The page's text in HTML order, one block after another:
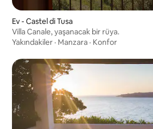
Ev - Castel di Tusa
Villa Canale, yaşanacak bir rüya.
Yakındakiler · Manzara · Konfor